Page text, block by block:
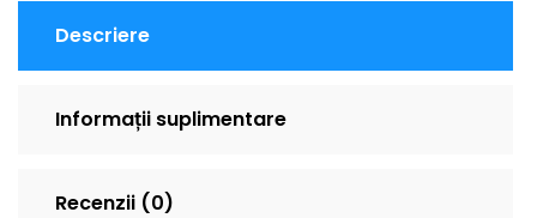
Descriere
Informații suplimentare
Recenzii (0)